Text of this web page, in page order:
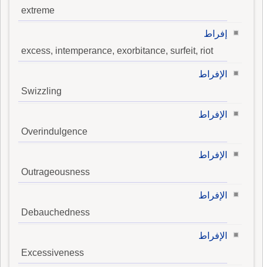
extreme
إفراط
excess, intemperance, exorbitance, surfeit, riot
الإفراط
Swizzling
الإفراط
Overindulgence
الإفراط
Outrageousness
الإفراط
Debauchedness
الإفراط
Excessiveness